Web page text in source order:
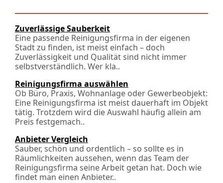
Zuverlässige Sauberkeit
Eine passende Reinigungsfirma in der eigenen
Stadt zu finden, ist meist einfach – doch
Zuverlässigkeit und Qualität sind nicht immer
selbstverständlich. Wer kla..
Reinigungsfirma auswählen
Ob Büro, Praxis, Wohnanlage oder Gewerbeobjekt:
Eine Reinigungsfirma ist meist dauerhaft im Objekt
tätig. Trotzdem wird die Auswahl häufig allein am
Preis festgemach..
Anbieter Vergleich
Sauber, schön und ordentlich – so sollte es in
Räumlichkeiten aussehen, wenn das Team der
Reinigungsfirma seine Arbeit getan hat. Doch wie
findet man einen Anbieter..